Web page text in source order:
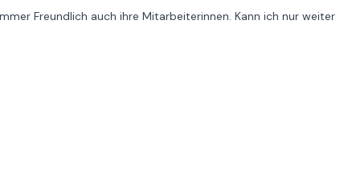
Freundlich auch ihre Mitarbeiterinnen. Kann ich nur weiter